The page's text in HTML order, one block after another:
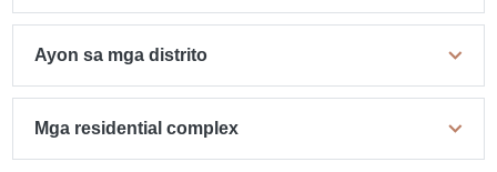
Ayon sa mga distrito
Mga residential complex